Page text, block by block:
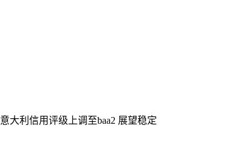
意大利信用评级上调至baa2 展望稳定